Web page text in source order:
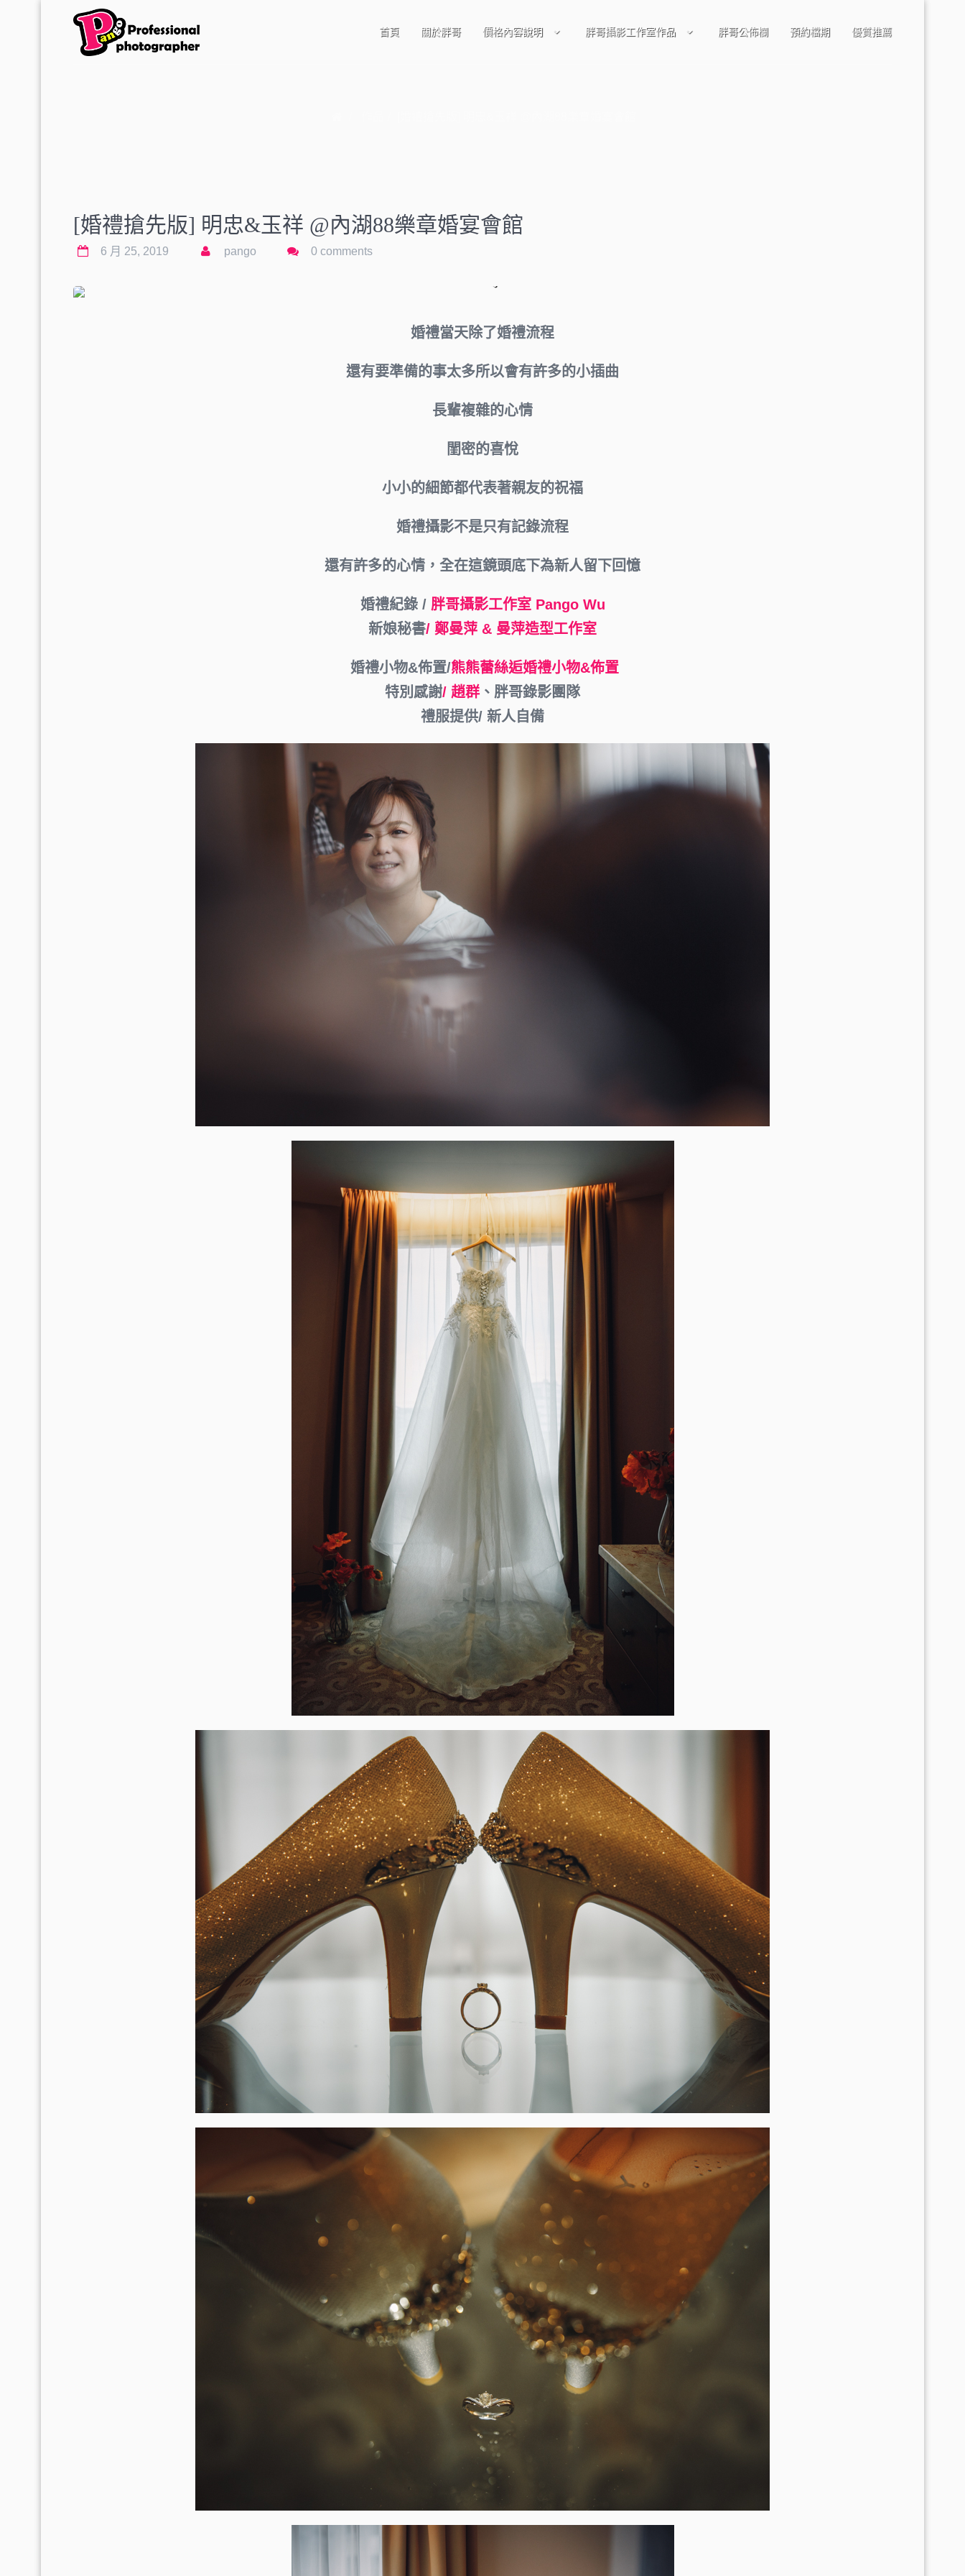
首頁 關於胖哥 價格內容說明 胖哥攝影工作室作品 胖哥公佈欄 預約檔期 優質推薦
[婚禮搶先版] 明忠&玉祥 @內湖88樂章婚宴會館
6 月 25, 2019 pango 0 comments
婚禮當天除了婚禮流程
還有要準備的事太多所以會有許多的小插曲
長輩複雜的心情
閨密的喜悅
小小的細節都代表著親友的祝福
婚禮攝影不是只有記錄流程
還有許多的心情，全在這鏡頭底下為新人留下回憶
婚禮紀錄 / 胖哥攝影工作室 Pango Wu
新娘秘書/ 鄭曼萍 & 曼萍造型工作室
婚禮小物&佈置/熊熊蕾絲逅婚禮小物&佈置
特別感謝/ 趙群 、胖哥錄影團隊
禮服提供/ 新人自備